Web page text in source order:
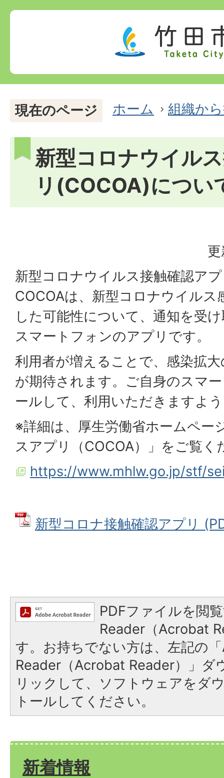
現在のページ ホーム 組織か
新型コロナウイル
リ(COCOA)につい
新型コロナウイルス接触確認ア
COCOAは、新型コロナウイルス
した可能性について、通知を受
スマートフォンのアプリです。
利用者が増えることで、感染拡
が期待されます。ご自身のスマ
ールして、利用いただきますよ
※詳細は、厚生労働省ホームペー
スアプリ（COCOA）」をご覧く
https://www.mhlw.go.jp/stf/
新型コロナ接触確認アプリ
PDFファイルを閲
Reader（Acrobat
す。お持ちでない方は、左記の
Reader（Acrobat Reader）」ダ
リックして、ソフトウェアをダ
トールしてください。
新着情報